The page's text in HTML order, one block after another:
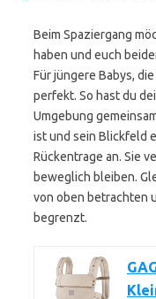
Beim Spaziergang
haben und euch
Für jüngere Babys,
perfekt. So hast du
Umgebung
ist und sein Blickfeld
Rückentrage an. Sie
beweglich bleiben.
von oben betrachten
begrenzt.